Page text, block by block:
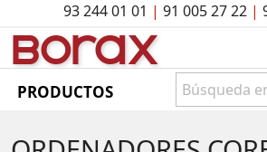
93 244 01 01 | 91 005 27 22|
BOrAx
PRODUCTOS